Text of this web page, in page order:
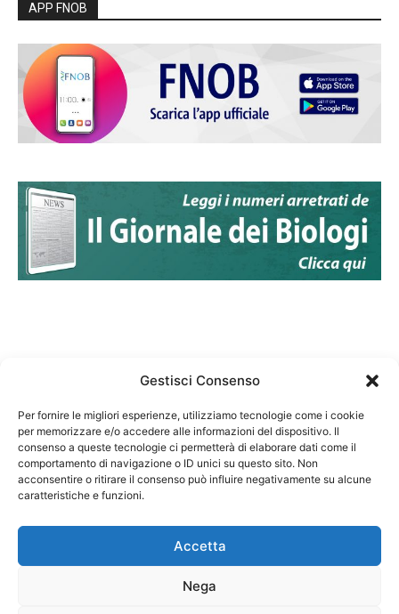
Gestisci Consenso
Per fornire le migliori esperienze, utilizziamo tecnologie come i cookie
per memorizzare e/o accedere alle informazioni del dispositivo. Il
consenso a queste tecnologie ci permetterà di elaborare dati come il
comportamento di navigazione o ID unici su questo sito. Non
acconsentire o ritirare il consenso può influire negativamente su alcune
caratteristiche e funzioni.
Accetta
Nega
APP FNOB
Federazione Nazionale Degli Ordini dei Biologi:
codice fiscale 80069130583
Responsabile sito internet www.fnob.it: Vincenzo